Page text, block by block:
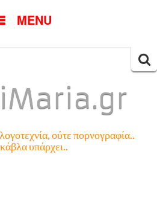
MENU
ούτε πορνογραφία..
υπάρχει..